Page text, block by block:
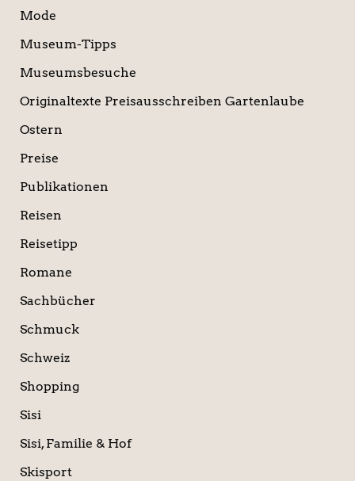
Mode
Museum-Tipps
Museumsbesuche
Originaltexte Preisausschreiben Gartenlaube
Ostern
Preise
Publikationen
Reisen
Reisetipp
Romane
Sachbücher
Schmuck
Schweiz
Shopping
Sisi
Sisi, Familie & Hof
Skisport